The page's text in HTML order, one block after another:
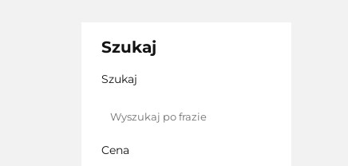
Szukaj
Szukaj
Cena